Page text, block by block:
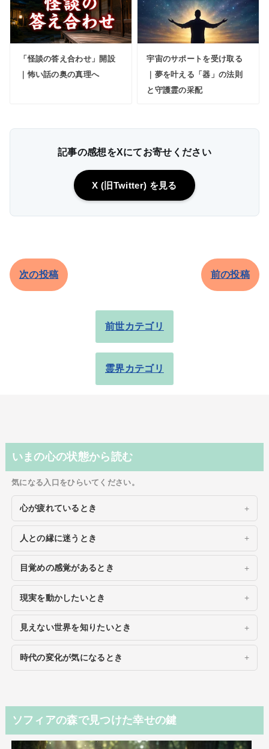
「怪談の答え合わせ」開設
｜怖い話の奥の真理へ
宇宙のサポートを受け取る
｜夢を叶える「器」の法則
と守護霊の采配
記事の感想をXにてお寄せください
X (旧Twitter) を見る
次の投稿 前の投稿
前世カテゴリ
霊界カテゴリ
いまの心の状態から読む
気になる入口をひらいてください。
心が疲れているとき
人との縁に迷うとき
目覚めの感覚があるとき
現実を動かしたいとき
見えない世界を知りたいとき
時代の変化が気になるとき
ソフィアの森で見つけた幸せの鍵